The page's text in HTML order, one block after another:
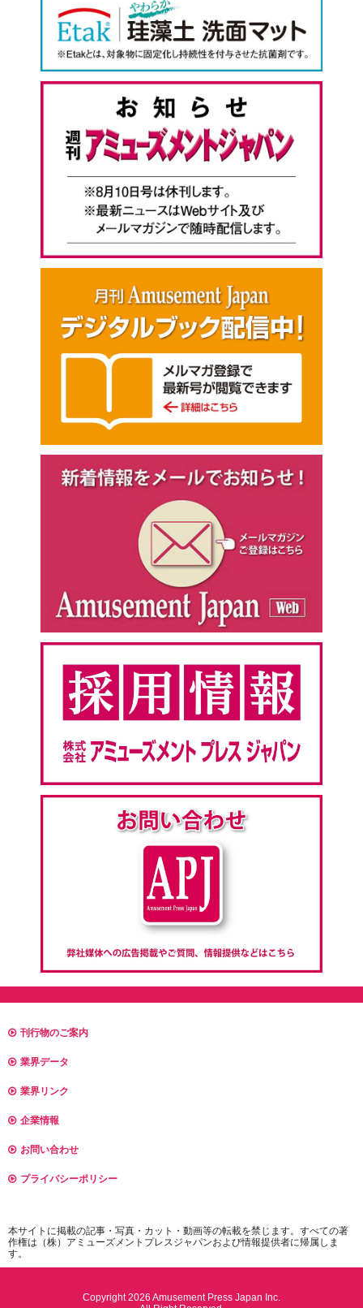
刊行物のご案内
業界データ
業界リンク
企業情報
お問い合わせ
プライバシーポリシー
本サイトに掲載の記事・写真・カット・動画等の転載を禁じます。すべての著
作権は（株）アミューズメントプレスジャパンおよび情報提供者に帰属しま
す。
Copyright 2026 Amusement Press Japan Inc.